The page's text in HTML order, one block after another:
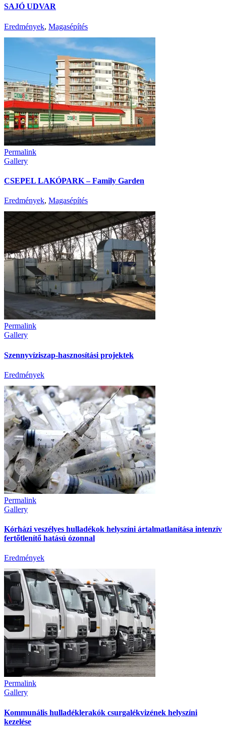
SAJÓ UDVAR
Eredmények, Magasépítés
Permalink
Gallery
CSEPEL LAKÓPARK – Family Garden
Eredmények, Magasépítés
Permalink
Gallery
Szennyvíziszap-hasznosítási projektek
Eredmények
Permalink
Gallery
Kórházi veszélyes hulladékok helyszíni ártalmatlanítása intenzív
fertőtlenítő hatású ózonnal
Eredmények
Permalink
Gallery
Kommunális hulladéklerakók csurgalékvizének helyszíni
kezelése